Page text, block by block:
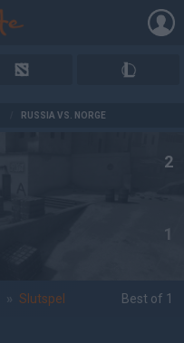
RUSSIA VS. NORGE
2
1
» Slutspel Best of 1